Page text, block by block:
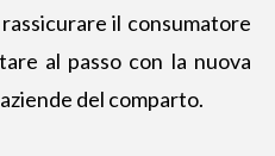
il consumatore
al passo con la nuova
del comparto.